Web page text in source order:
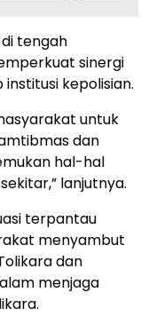
tengah
sinergi
kepolisian.
untuk
dan
hal-hal
lanjutnya.
terpantau
menyambut
dan
menjaga